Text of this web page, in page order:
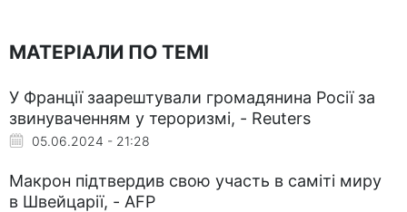
МАТЕРІАЛИ ПО ТЕМІ
У Франції заарештували громадянина Росії за
звинуваченням у тероризмі, - Reuters
05.06.2024 - 21:28
Макрон підтвердив свою участь в саміті миру
в Швейцарії, - AFP